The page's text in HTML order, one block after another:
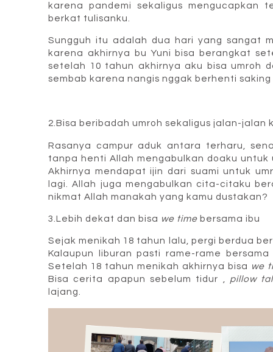
karena pandemi sekaligus mengucapkan
berkat tulisanku.
Sungguh itu adalah dua hari yang sangat
karena akhirnya bu Yuni bisa berangkat
setelah 10 tahun akhirnya aku bisa umroh
sembab karena nangis nggak berhenti
2.Bisa beribadah umroh sekaligus jalan-jalan
Rasanya campur aduk antara terharu,
tanpa henti Allah mengabulkan doaku
Akhirnya mendapat ijin dari suami untuk
lagi. Allah juga mengabulkan cita-citaku
nikmat Allah manakah yang kamu dustakan?
3.Lebih dekat dan bisa we time bersama ibu
Sejak menikah 18 tahun lalu, pergi berdua
Kalaupun liburan pasti rame-rame
Setelah 18 tahun menikah akhirnya bisa we
Bisa cerita apapun sebelum tidur , pillow
lajang.